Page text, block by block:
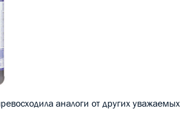
аналоги от других уважаемых